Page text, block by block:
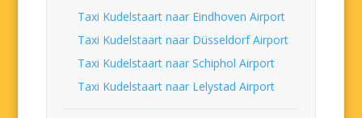
Taxi Kudelstaart naar Eindhoven Airport
Taxi Kudelstaart naar Düsseldorf Airport
Taxi Kudelstaart naar Schiphol Airport
Taxi Kudelstaart naar Lelystad Airport